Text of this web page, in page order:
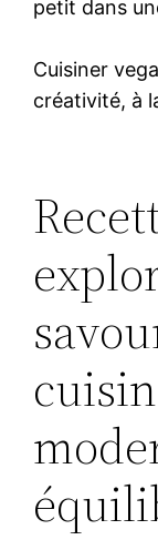
petit dans
Cuisiner
créativité, à